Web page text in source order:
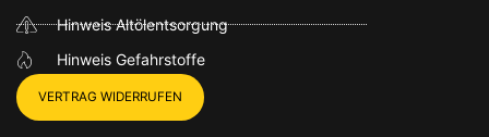
Hinweis Altölentsorgung
Hinweis Gefahrstoffe
VERTRAG WIDERRUFEN